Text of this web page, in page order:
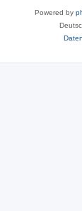
Powered by